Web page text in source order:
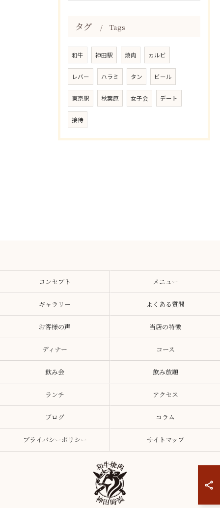
タグ Tags
和牛 神田駅 焼肉 カルビ
レバー ハラミ タン ビール
東京駅 秋葉原 女子会 デート
接待
コンセプト メニュー
ギャラリー よくある質問
お客様の声 当店の特徴
ディナー コース
飲み会 飲み放題
ランチ アクセス
ブログ コラム
プライバシーポリシー サイトマップ